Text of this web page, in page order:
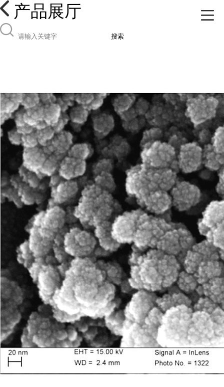
产品展厅
搜索